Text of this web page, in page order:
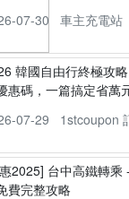
07-30
車主充電站
韓國自由行終極攻
惠碼，一篇搞定省萬
07-29
1stcoupon
2025] 台中高鐵轉乘
費完整攻略